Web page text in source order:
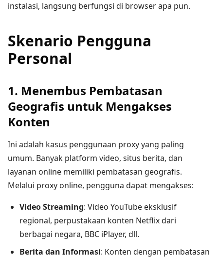
instalasi, langsung berfungsi di browser apa pun.
Skenario Pengguna
Personal
1. Menembus Pembatasan
Geografis untuk Mengakses
Konten
Ini adalah kasus penggunaan proxy yang paling
umum. Banyak platform video, situs berita, dan
layanan online memiliki pembatasan geografis.
Melalui proxy online, pengguna dapat mengakses:
Video Streaming: Video YouTube eksklusif
regional, perpustakaan konten Netflix dari
berbagai negara, BBC iPlayer, dll.
Berita dan Informasi: Konten dengan pembatasan